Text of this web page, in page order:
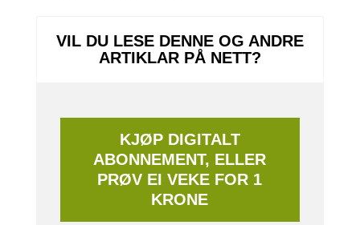
VIL DU LESE DENNE OG ANDRE
ARTIKLAR PÅ NETT?
KJØP DIGITALT
ABONNEMENT, ELLER
PRØV EI VEKE FOR 1
KRONE